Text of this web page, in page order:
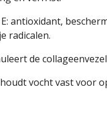
antioxidant,
radicalen.
de
vocht vast voor